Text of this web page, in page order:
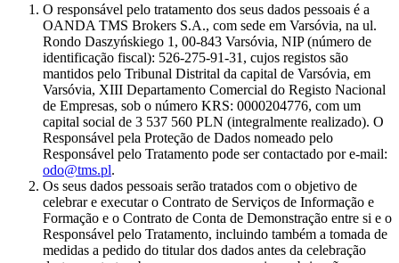
O responsável pelo tratamento dos seus dados pessoais é a
OANDA TMS Brokers S.A., com sede em Varsóvia, na ul.
Rondo Daszyńskiego 1, 00-843 Varsóvia, NIP (número de
identificação fiscal): 526-275-91-31, cujos registos são
mantidos pelo Tribunal Distrital da capital de Varsóvia, em
Varsóvia, XIII Departamento Comercial do Registo Nacional
de Empresas, sob o número KRS: 0000204776, com um
capital social de 3 537 560 PLN (integralmente realizado). O
Responsável pela Proteção de Dados nomeado pelo
Responsável pelo Tratamento pode ser contactado por e-mail:
odo@tms.pl.
Os seus dados pessoais serão tratados com o objetivo de
celebrar e executar o Contrato de Serviços de Informação e
Formação e o Contrato de Conta de Demonstração entre si e o
Responsável pelo Tratamento, incluindo também a tomada de
medidas a pedido do titular dos dados antes da celebração